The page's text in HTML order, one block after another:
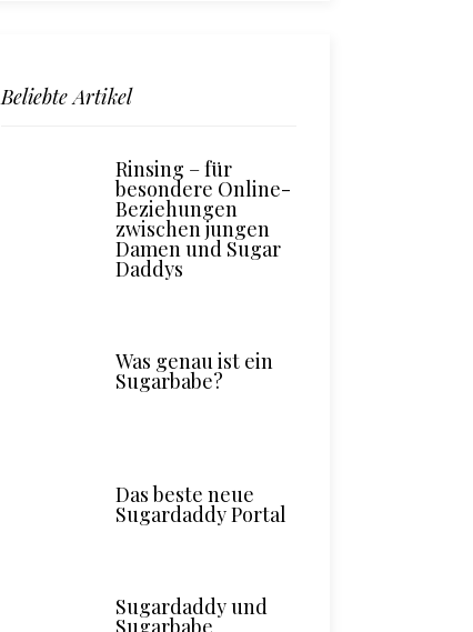
Salzburg: Die
besten Hotels für
Beliebte Artikel
Rinsing – für
besondere Online-
Beziehungen
zwischen jungen
Damen und Sugar
Daddys
Was genau ist ein
Sugarbabe?
Das beste neue
Sugardaddy Portal
Sugardaddy und
Sugarbabe